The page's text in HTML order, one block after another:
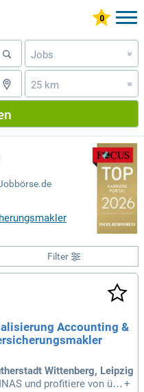
Jobs »
25 km »
Filter
Accounting &
Wittenberg, Leipzig
und profitiere von übe +